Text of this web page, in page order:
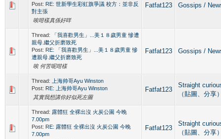
Post: RE: 世新學生彩虹旗爭議 校方：並非反
對主張
唉咁樣真係好咩
Fatfat123 Gossips /
Thread:
「我喜歡男生」...美１８歲男童 慘遭
親母.繼父折磨致死
Post: RE: 「我喜歡男生」...美１８歲男童 慘
遭親母.繼父折磨致死
唉 何苦呢咁樣
Fatfat123 Gossips /
Thread:
上海帅哥Ayu Winston
Post: RE: 上海帅哥Ayu Winston
其實我想講你好似死左圖
Fatfat123
Straight
（貼圖、分享
Thread: 露體狂 全裸出沒 火炭公園 今晚
7.00pm
Post: RE: 露體狂 全裸出沒 火炭公園 今晚
7.00pm
Fatfat123
Straight
（貼圖、分享